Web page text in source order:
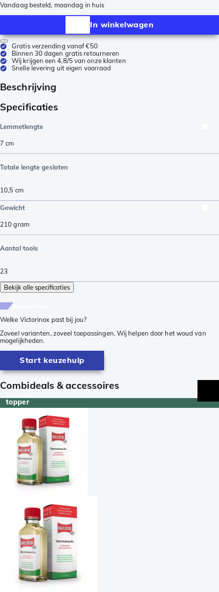
Vandaag besteld, maandag in huis
In winkelwagen
Gratis verzending vanaf €50
Binnen 30 dagen gratis retourneren
Wij krijgen een 4,8/5 van onze klanten
Snelle levering uit eigen voorraad
Beschrijving
Specificaties
Lemmetlengte
7 cm
Totale lengte gesloten
10,5 cm
Gewicht
210gram
Aantal tools
23
Bekijk alle specificaties
Welke Victorinox past bij jou?
Zoveel varianten, zoveel toepassingen. Wij helpen door het woud van
mogelijkheden.
Start keuzehulp
Combideals & accessoires
topper